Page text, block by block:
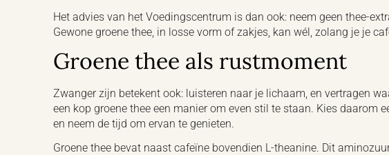
Het advies van het Voedingscentrum is dan ook: neem geen thee-
Gewone groene thee, in losse vorm of zakjes, kan wél, zolang je je
Groene thee als rustmoment
Zwanger zijn betekent ook: luisteren naar je lichaam, en vertragen
een kop groene thee een manier om even stil te staan. Kies daarom
en neem de tijd om ervan te genieten.
Groene thee bevat naast cafeïne bovendien L-theanine. Dit